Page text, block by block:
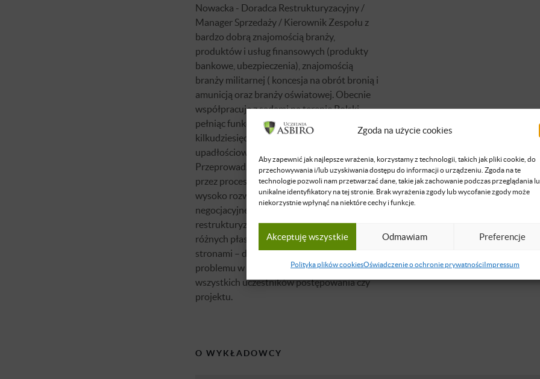
Zgoda na użycie cookies
Aby zapewnić jak najlepsze wrażenia, korzystamy z technologii, takich jak pliki cookie, do
przechowywania i/lub uzyskiwania dostępu do informacji o urządzeniu. Zgoda na te
technologie pozwoli nam przetwarzać dane, takie jak zachowanie podczas przeglądania
unikalne identyfikatory na tej stronie. Brak wyrażenia zgody lub wycofanie zgody może
niekorzystnie wpłynąć na niektóre cechy i funkcje.
Akceptuję wszystkie Odmawiam Preferencje
Polityka plików cookiesOświadczenie o ochronie prywatnościImpressum
Nowacka - Doradca Restrukturyzacyjny /
Manager Sprzedaży / Kierownik Zespołu z
bardzo dobrą znajomością branży,
produktów i usług finansowych (produkty
bankowe, ubezpieczenia), znajomością
branży militarnej ( koncesja na obrót bronią i
amunicją oraz branży oświatowej. Obecnie
współpracuje z sądami na terenie Polski
pełniąc funkcję Syndyka, Nadzorcy w
kilkudziesięciu postępowaniach
upadłościowych i restrukturyzacyjnych.
Przeprowadza firmy oraz osoby fizyczne
przez procesy oddłużeniowe. Posiada
wysoko rozwinięte umiejętności
negocjacyjne, oraz zarządzania portfelem
restrukturyzacyjnym. Współpracuje na
różnych płaszczyznach ze wszystkimi
stronami – doprowadzając do rozwiązania
problemu w sposób zadowalający dla
wszystkich uczestników postępowania czy
projektu.
O WYKŁADOWCY